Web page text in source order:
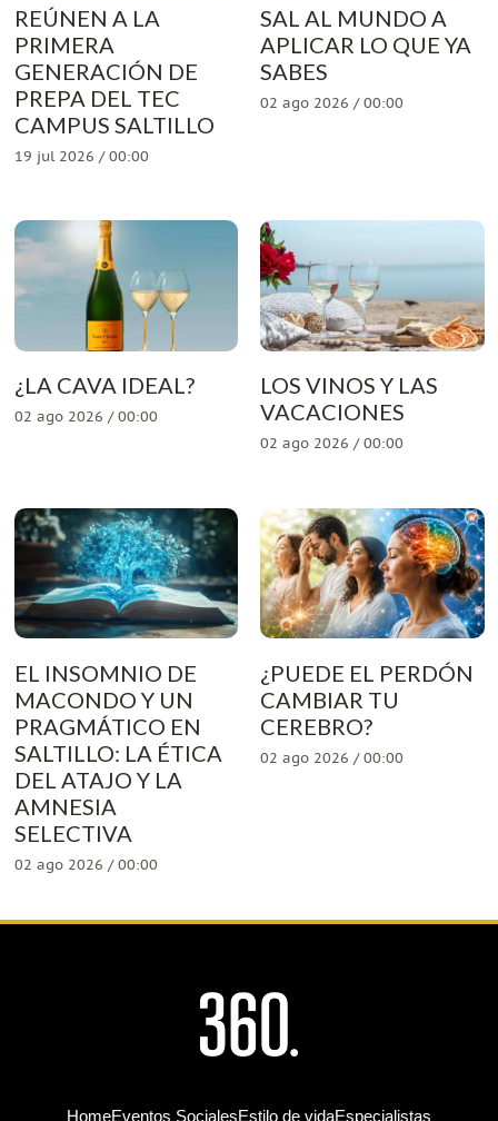
REÚNEN A LA
PRIMERA
GENERACIÓN DE
PREPA DEL TEC
CAMPUS SALTILLO
19 jul 2026 / 00:00
SAL AL MUNDO A
APLICAR LO QUE YA
SABES
02 ago 2026 / 00:00
¿LA CAVA IDEAL?
02 ago 2026 / 00:00
LOS VINOS Y LAS
VACACIONES
02 ago 2026 / 00:00
EL INSOMNIO DE
MACONDO Y UN
PRAGMÁTICO EN
SALTILLO: LA ÉTICA
DEL ATAJO Y LA
AMNESIA
SELECTIVA
02 ago 2026 / 00:00
¿PUEDE EL PERDÓN
CAMBIAR TU
CEREBRO?
02 ago 2026 / 00:00
HomeEventos SocialesEstilo de vidaEspecialistas